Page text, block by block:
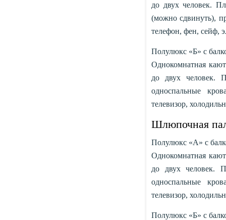
до двух человек.
(можно сдвинуть),
телефон, фен, сейф,
Полулюкс «Б» с
Однокомнатная
до двух человек.
односпальные
телевизор,
Шлюпочная
Полулюкс «А» с
Однокомнатная
до двух человек.
односпальные
телевизор,
Полулюкс «Б» с